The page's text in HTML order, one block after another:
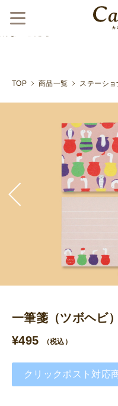
クリックポスト対応商品
TOP 商品一覧 ステーショ
一筆箋（ツボヘビ）
¥495 （税込）
クリックポスト対応